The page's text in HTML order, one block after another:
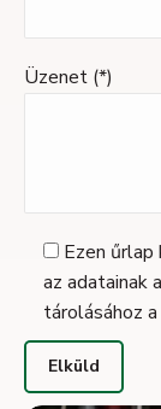
Üzenet (*)
Ezen
az adatainak
tárolásához